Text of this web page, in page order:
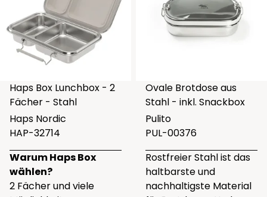
Haps Box Lunchbox - 2
Fächer - Stahl
Haps Nordic
HAP-32714
Warum Haps Box
wählen?
2 Fächer und viele
Ovale Brotdose aus
Stahl - inkl. Snackbox
Pulito
PUL-00376
Rostfreier Stahl ist das
haltbarste und
nachhaltigste Material